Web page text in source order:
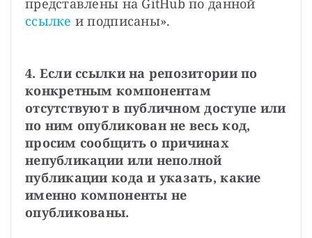
ссылке и подписаны».
4. Если ссылки на репозитории по
конкретным компонентам
отсутствуют в публичном доступе или
по ним опубликован не весь код,
просим сообщить о причинах
непубликации или неполной
публикации кода и указать, какие
именно компоненты не
опубликованы.